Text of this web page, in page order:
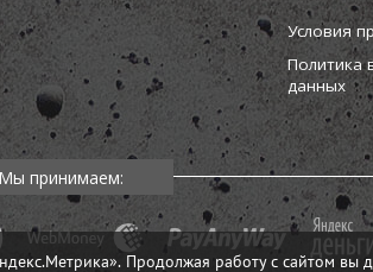
Условия
Политика
данных
Продолжая работу с сайтом вы